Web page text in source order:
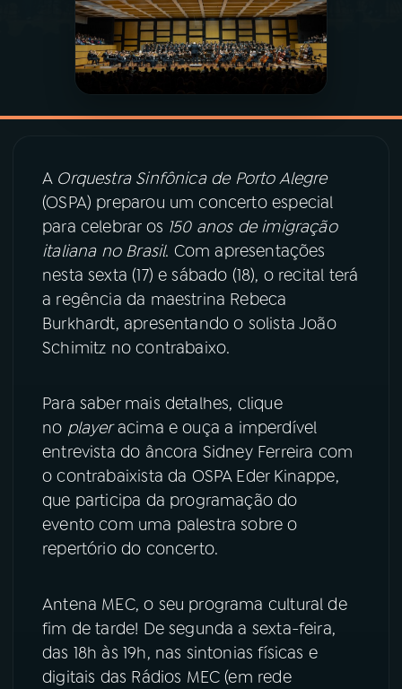
PROGRAMAS
PODCASTS
07ÚLTIMAS
08 PRÊMIO RÁDIO MEC
ACOMPANHE A RÁDIO MEC
TikTok
A Orquestra Sinfônica de Porto Alegre
(OSPA) preparou um concerto especial
para celebrar os 150 anos de imigração
italiana no Brasil. Com apresentações
nesta sexta (17) e sábado (18), o recital terá
a regência da maestrina Rebeca
Burkhardt, apresentando o solista João
Schimitz no contrabaixo.
Para saber mais detalhes, clique
no playeracima e ouça a imperdível
entrevista do âncora Sidney Ferreira com
o contrabaixista da OSPA Eder Kinappe,
que participa da programação do
evento com uma palestra sobre o
repertório do concerto.
Antena MEC, o seu programa cultural de
fim de tarde! De segunda a sexta-feira,
das 18h às 19h, nas sintonias físicas e
digitais das Rádios MEC (em rede